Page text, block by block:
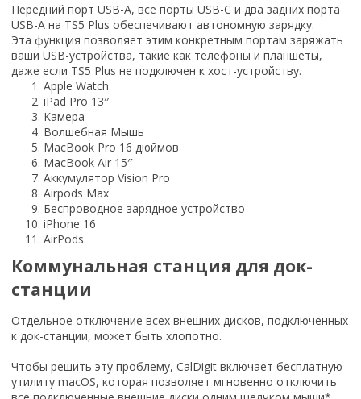
Передний порт USB-A, все порты USB-C и два задних порта
USB-A на TS5 Plus обеспечивают автономную зарядку.
Эта функция позволяет этим конкретным портам заряжать
ваши USB-устройства, такие как телефоны и планшеты,
даже если TS5 Plus не подключен к хост-устройству.
Apple Watch
iPad Pro 13′′
Камера
Волшебная Мышь
MacBook Pro 16 дюймов
MacBook Air 15′′
Аккумулятор Vision Pro
Airpods Max
Беспроводное зарядное устройство
iPhone 16
AirPods
Коммунальная станция для док-
станции
Отдельное отключение всех внешних дисков, подключенных
к док-станции, может быть хлопотно.
Чтобы решить эту проблему, CalDigit включает бесплатную
утилиту macOS, которая позволяет мгновенно отключить